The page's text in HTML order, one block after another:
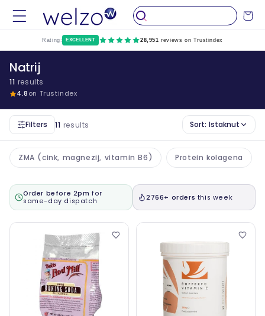
na
sadržaj
Kolica
Rating: EXCELLENT 28,951 reviews on Trustindex
Natrij
11 results
4.8on Trustindex
Filters 11 results Sort: Istaknut
ZMA (cink, magnezij, vitamin B6) Protein kolagena
Order before 2pm for
same-day dispatch
2766+ orders this week